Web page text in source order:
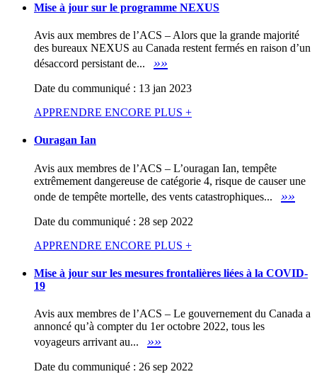
Mise à jour sur le programme NEXUS
Avis aux membres de l’ACS – Alors que la grande majorité
des bureaux NEXUS au Canada restent fermés en raison d’un
désaccord persistant de... »»
Date du communiqué : 13 jan 2023
APPRENDRE ENCORE PLUS +
Ouragan Ian
Avis aux membres de l’ACS – L’ouragan Ian, tempête
extrêmement dangereuse de catégorie 4, risque de causer une
onde de tempête mortelle, des vents catastrophiques... »»
Date du communiqué : 28 sep 2022
APPRENDRE ENCORE PLUS +
Mise à jour sur les mesures frontalières liées à la COVID-
19
Avis aux membres de l’ACS – Le gouvernement du Canada a
annoncé qu’à compter du 1er octobre 2022, tous les
voyageurs arrivant au... »»
Date du communiqué : 26 sep 2022